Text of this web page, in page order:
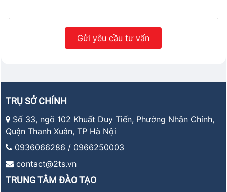
TRỤ SỞ CHÍNH
Số 33, ngõ 102 Khuất Duy Tiến, Phường Nhân Chính,
Quận Thanh Xuân, TP Hà Nội
0936066286 / 0966250003
contact@2ts.vn
TRUNG TÂM ĐÀO TẠO